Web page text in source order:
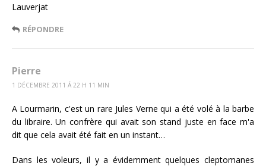
Lauverjat
RÉPONDRE
Pierre
1 DÉCEMBRE 2011 Á 22 H 11 MIN
A Lourmarin, c'est un rare Jules Verne qui a été volé à la barbe
du libraire. Un confrère qui avait son stand juste en face m'a
dit que cela avait été fait en un instant…
Dans les voleurs, il y a évidemment quelques cleptomanes